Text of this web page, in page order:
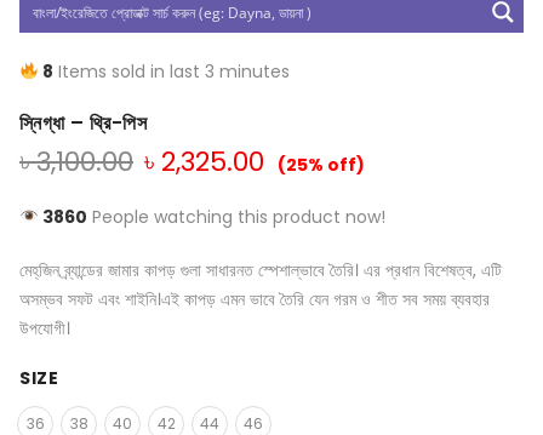
8 Items sold in last 3 minutes
স্নিগ্ধা – থ্রি-পিস
৳3,100.00 ৳ 2,325.00 (25% off)
3860 People watching this product now!
মেহ্‌জিন ব্র্যান্ডের জামার কাপড় গুলা সাধারনত স্পেশাল্ভাবে তৈরি। এর প্রধান বিশেষত্ব, এটি
অসম্ভব সফট এবং শাইনি।এই কাপড় এমন ভাবে তৈরি যেন গরম ও শীত সব সময় ব্যবহার
উপযোগী।
SIZE
36 38 40 42 44 46